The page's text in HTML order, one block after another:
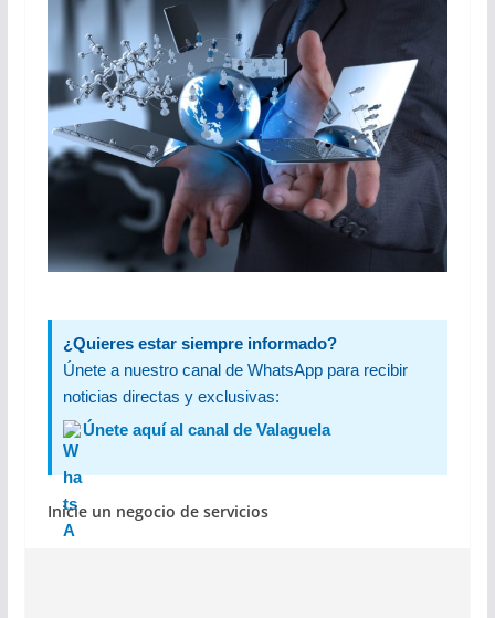
¿Quieres estar siempre informado?
Únete a nuestro canal de WhatsApp para recibir
noticias directas y exclusivas:
Únete aquí al canal de Valaguela
Inicie un negocio de servicios